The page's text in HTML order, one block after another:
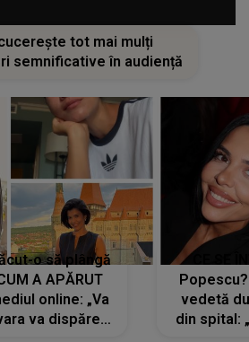
tot mai mulți
semnificative în audiență
o să plângă
A APĂRUT
online: „Va
va dispărea,
vedetă
din spital: